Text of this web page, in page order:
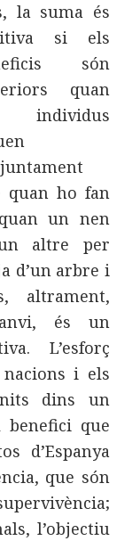
la suma és
si els
són
quan
individus
quan ho fan
un nen
altre per
d’un arbre i
altrament,
és un
L’esforç
i els
dins un
que
d’Espanya
que són
l’objectiu